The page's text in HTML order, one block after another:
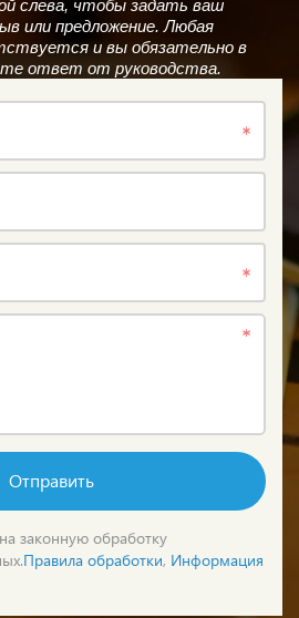
слева, чтобы задать ваш
или предложение. Любая
и вы обязательно в
ответ от руководства.
Отправить
законную обработку
Правила обработки, Информация